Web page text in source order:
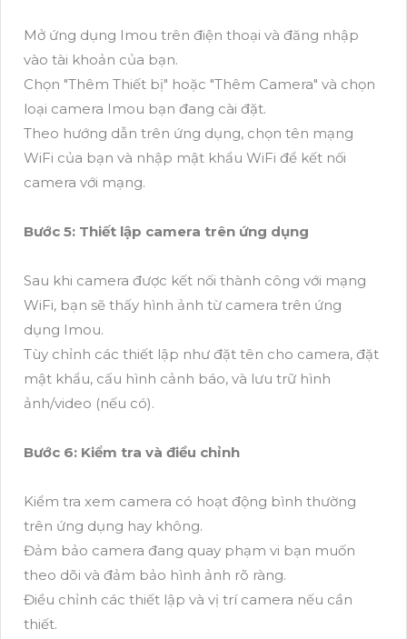
Mở ứng dụng Imou trên điện thoại và đăng nhập
vào tài khoản của bạn.
Chọn "Thêm Thiết bị" hoặc "Thêm Camera" và chọn
loại camera Imou bạn đang cài đặt.
Theo hướng dẫn trên ứng dụng, chọn tên mạng
WiFi của bạn và nhập mật khẩu WiFi để kết nối
camera với mạng.
Bước 5: Thiết lập camera trên ứng dụng
Sau khi camera được kết nối thành công với mạng
WiFi, bạn sẽ thấy hình ảnh từ camera trên ứng
dụng Imou.
Tùy chỉnh các thiết lập như đặt tên cho camera, đặt
mật khẩu, cấu hình cảnh báo, và lưu trữ hình
ảnh/video (nếu có).
Bước 6: Kiểm tra và điều chỉnh
Kiểm tra xem camera có hoạt động bình thường
trên ứng dụng hay không.
Đảm bảo camera đang quay phạm vi bạn muốn
theo dõi và đảm bảo hình ảnh rõ ràng.
Điều chỉnh các thiết lập và vị trí camera nếu cần
thiết.